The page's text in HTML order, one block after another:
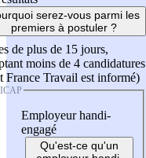
serez-vous parmi les
premiers à postuler ?
de plus de 15 jours,
moins de 4 candidatures
France Travail est informé)
Employeur handi-
engagé
Qu'est-ce qu'un